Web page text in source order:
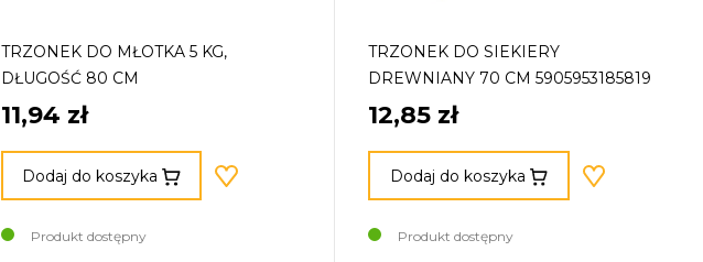
TRZONEK DO MŁOTKA 5 KG,
DŁUGOŚĆ 80 CM
11,94 zł
Dodaj do koszyka
Produkt dostępny
TRZONEK DO SIEKIERY
DREWNIANY 70 CM 5905953185819
12,85 zł
Dodaj do koszyka
Produkt dostępny